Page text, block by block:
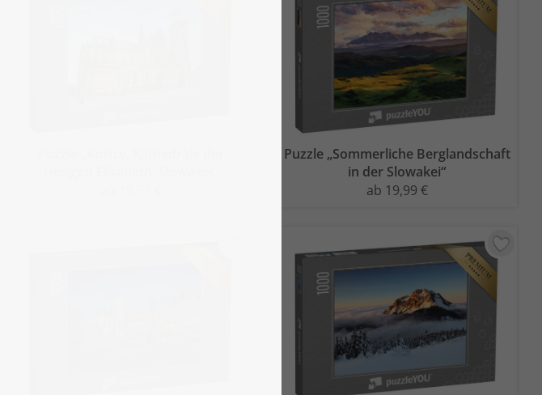
Puzzle „Sommerliche Berglandschaft
in der Slowakei“
ab 19,99 €